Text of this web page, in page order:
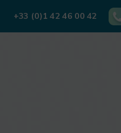
+33 (0)1 42 46 00 42